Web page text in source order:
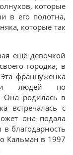
которые
в его полотна,
которые так
ещё девочкой
городка, в
француженка
людей по
Она родилась в
встречалась с
она подала
благодарность
Кальман в 1997